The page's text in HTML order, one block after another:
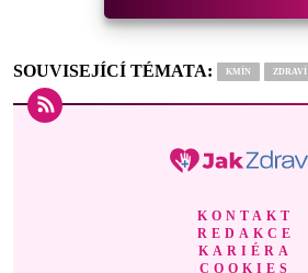
SOUVISEJÍCÍ TÉMATA: KMÍN ZDRAVÍ
KONTAKT
REDAKCE
KARIÉRA
COOKIES